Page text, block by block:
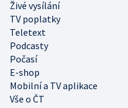
Živé vysílání
TV poplatky
Teletext
Podcasty
Počasí
E-shop
Mobilní a TV aplikace
Vše o ČT